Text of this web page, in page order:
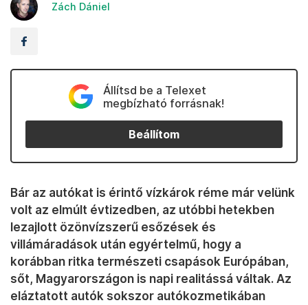
Zách Dániel
Állítsd be a Telexet
megbízható forrásnak!
Beállítom
Bár az autókat is érintő vízkárok réme már velünk
volt az elmúlt évtizedben, az utóbbi hetekben
lezajlott özönvízszerű esőzések és
villámáradások után egyértelmű, hogy a
korábban ritka természeti csapások Európában,
sőt, Magyarországon is napi realitássá váltak. Az
eláztatott autók sokszor autókozmetikában